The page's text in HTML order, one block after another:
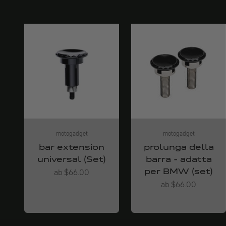
motogadget
bar extension
universal (Set)
Angebot
ab $66.00
motogadget
prolunga della
barra - adatta
per BMW (set)
Angebot
ab $66.00